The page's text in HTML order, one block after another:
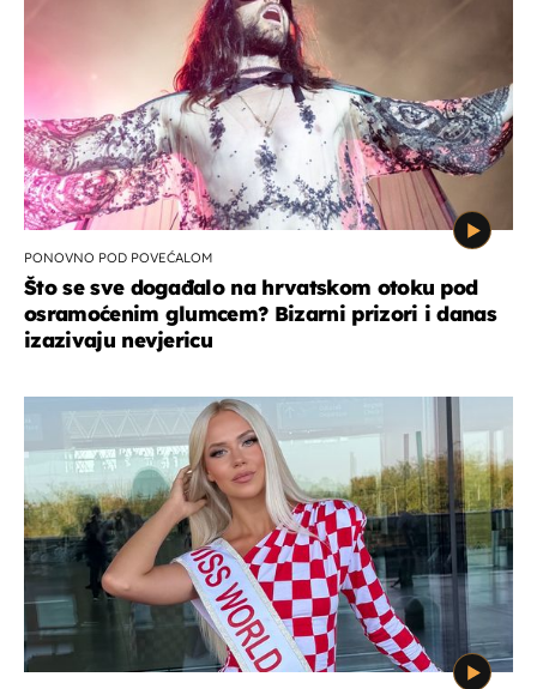
PONOVNO POD POVEĆALOM
Što se sve događalo na hrvatskom otoku pod
osramoćenim glumcem? Bizarni prizori i danas
izazivaju nevjericu